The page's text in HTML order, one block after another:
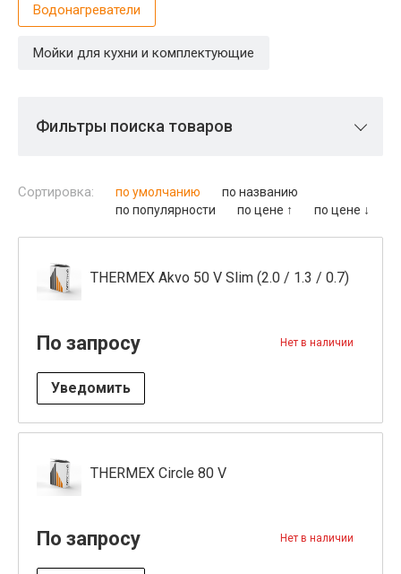
Водонагреватели
Мойки для кухни и комплектующие
Фильтры поиска товаров
Сортировка: по умолчанию
по названию
по популярности
по цене ↑ по цене ↓
THERMEX Akvo 50 V Slim (2.0 / 1.3 / 0.7)
По запросу Нет в наличии
Уведомить
THERMEX Circle 80 V
По запросу Нет в наличии